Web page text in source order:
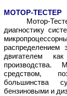
МОТОР-ТЕСТЕР
Мотор-
диагностику
распределением
двигателем
производства.
средством,
большинства
бензиновыми и